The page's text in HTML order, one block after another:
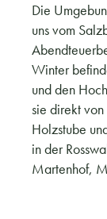
Die
uns vom
Winter
und den
sie direkt
Holzstube
in der
Martenhof,